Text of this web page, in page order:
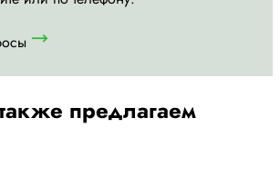
предлагаем